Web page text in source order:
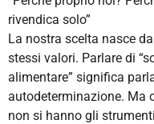
rivendica solo”
La nostra scelta nasce
stessi valori. Parlare di
alimentare” significa
autodeterminazione. Ma
non si hanno gli